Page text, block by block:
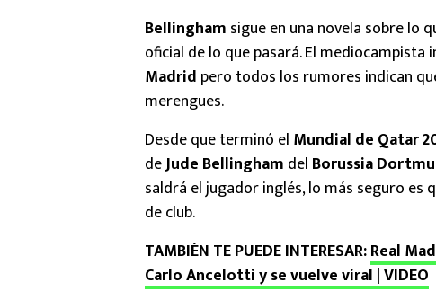
Bellingham sigue en una novela sobre lo
oficial de lo que pasará. El
Madrid pero todos los rumores indican
merengues.
Desde que terminó el Mundial de Qatar
deJude Bellingham del Borussia
saldrá el jugador inglés, lo más seguro es
de club.
TAMBIÉN TE PUEDE INTERESAR:Real
Carlo Ancelotti y se vuelve viral | VIDEO